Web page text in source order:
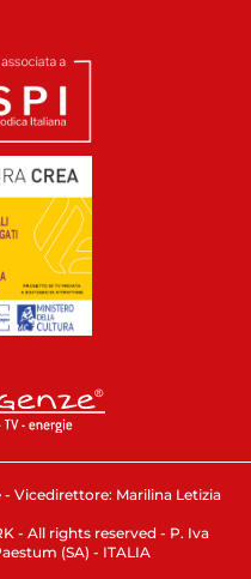
Vicedirettore: Marilina Letizia
- All rights reserved - P. Iva
(SA) - ITALIA